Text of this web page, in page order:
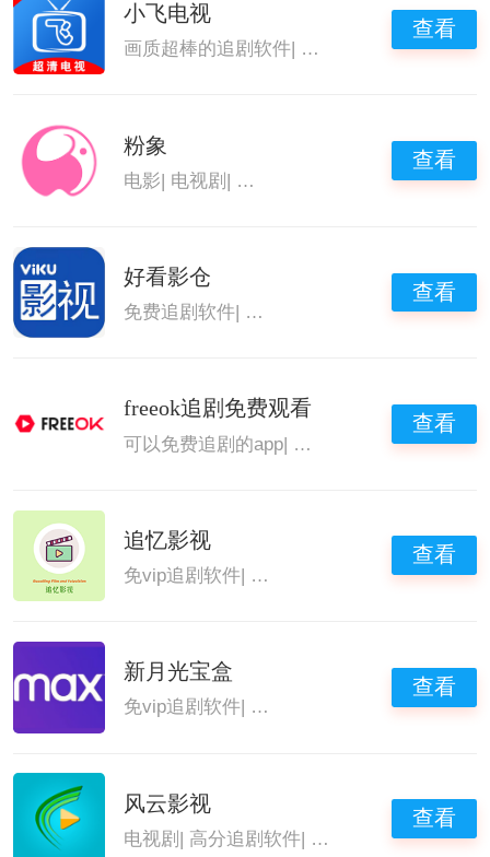
小飞电视
画质超棒的追剧软件 追剧专用软件|高清免
查看
粉象
电影| 电视剧 | 可以免费追剧的app|高清免费
查看
好看影仓
免费追剧软件 画质超棒的追剧软件|高清免
查看
freeok追剧免费观看
可以免费追剧的app| 可以免费追剧的软件可
查看
追忆影视
免vip追剧软件| 不需要vip的追剧软|高清免
查看
新月光宝盒
免vip追剧软件 可以免费追剧的app|高清免
查看
风云影视
电视剧 | 高分追剧软件| 短剧 高清免费追剧
查看